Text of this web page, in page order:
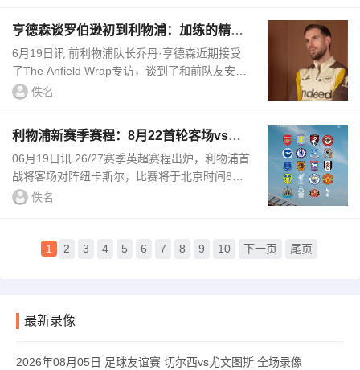
亨德森谈罗伯逊初到利物浦：加练的精神
让我看到了他的决心
6月19日讯 前利物浦队长乔丹·亨德森近期接受
了The Anfield Wrap专访，谈到了和前队友安迪·
罗伯逊的友谊，罗伯逊2017年从赫尔城加盟利物
佚名
利物浦新赛季赛程：8月22首轮客场vs纽
卡，明年5月连战切尔西曼城
06月19日讯 26/27赛季英超赛程出炉，利物浦首
战将客场对阵纽卡斯尔，比赛将于北京时间8月2
3日周日23:30进行，末轮坐镇主场迎战伯恩茅
佚名
1 2 3 4 5 6 7 8 9 10 下一页 尾页
最新录像
2026年08月05日 足球友谊赛 切尔西vs尤文图斯 全场录像